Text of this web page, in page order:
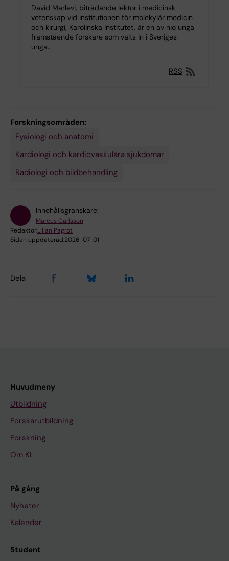
David Marlevi, biträdande lektor i medicinsk
vetenskap vid institutionen för molekylär medicin
och kirurgi, Karolinska Institutet, är en av nio unga
framstående forskare som valts in i Sveriges
unga…
RSS
Forskningsområden:
Fysiologi och anatomi
Kardiologi och kardiovaskulära sjukdomar
Radiologi och bildbehandling
Innehållsgranskare:
Marcus Carlsson
Redaktör:Lilian Pagrot
Sidan uppdaterad:2026-07-01
Dela
Huvudmeny
Utbildning
Forskarutbildning
Forskning
Om KI
På gång
Nyheter
Kalender
Student